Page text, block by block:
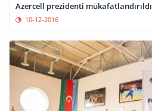
Azercell prezidenti mükafatlandırıldı
10-12-2016